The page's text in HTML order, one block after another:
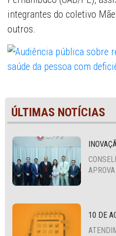
integrantes do coletivo
outros.
ÚLTIMAS NOTÍCIAS
10 DE